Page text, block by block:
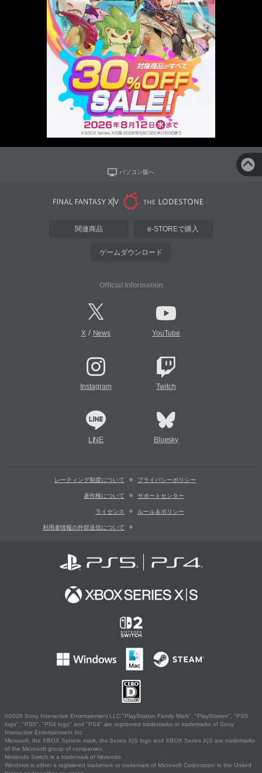
パソコン版へ
関連商品 e-STOREで購入
ゲームダウンロード
Official Information
X/ News YouTube
Instagram Twitch
LINE Bluesky
レーティング制度について プライバシーポリシー
著作権について サポートセンター
ライセンス ルール＆ポリシー
利用者情報の外部送信について
©2026 Sony Interactive Entertainment LLC."PlayStation Family Mark", "PlayStation", "PS5
logo", "PS5", "PS4 logo" and "PS4" are registered trademarks or trademarks of Sony
Interactive Entertainment Inc.
Microsoft, the XBOX Sphere mark, the Series X|S logo and XBOX Series X|S are trademarks
of the Microsoft group of companies.
Nintendo Switch is a trademark of Nintendo.
Windows is either a registered trademark or trademark of Microsoft Corporation in the United